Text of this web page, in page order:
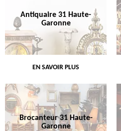
Antiquaire 31 Haute-
Garonne
EN SAVOIR PLUS
Brocanteur 31 Haute-
Garonne